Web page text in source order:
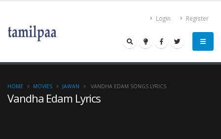
Login Register
Vandha Edam Lyrics
HOME MOVIES JAWAN VANDHA EDAM SONGS LYRICS